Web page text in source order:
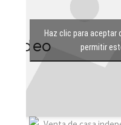
Vídeo
Haz clic para aceptar
permitir